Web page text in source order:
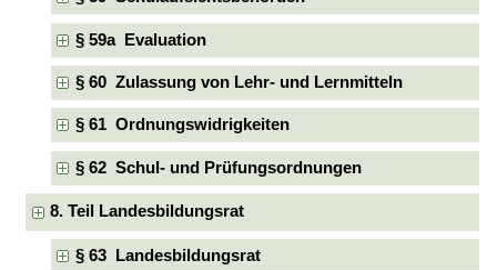
§ 59a Evaluation
§ 60 Zulassung von Lehr- und Lernmitteln
§ 61 Ordnungswidrigkeiten
§ 62 Schul- und Prüfungsordnungen
8. Teil Landesbildungsrat
§ 63 Landesbildungsrat